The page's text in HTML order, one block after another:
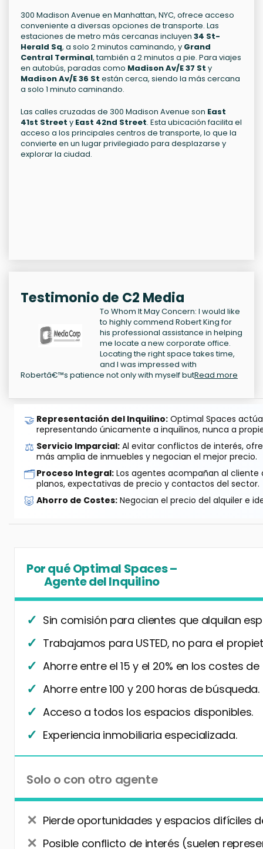
300 Madison Avenue en Manhattan, NYC, ofrece acceso
conveniente a diversas opciones de transporte. Las
estaciones de metro más cercanas incluyen 34 St-
Herald Sq, a solo 2 minutos caminando, y Grand
Central Terminal, también a 2 minutos a pie. Para viajes
en autobús, paradas como Madison Av/E 37 St y
Madison Av/E 36 St están cerca, siendo la más cercana
a solo 1 minuto caminando.
Las calles cruzadas de 300 Madison Avenue son East
41st Street y East 42nd Street. Esta ubicación facilita el
acceso a los principales centros de transporte, lo que la
convierte en un lugar privilegiado para desplazarse y
explorar la ciudad.
Testimonio de C2 Media
To Whom It May Concern: I would like
to highly commend Robert King for
his professional assistance in helping
me locate a new corporate office.
Locating the right space takes time,
and I was impressed with
Robertâ€™s patience not only with myself butRead more
🤝 Representación del Inquilino: Optimal Spaces
representando únicamente a inquilinos, nunca a
⚖️ Servicio Imparcial: Al evitar conflictos de interés,
más amplia de inmuebles y negocian el mejor precio.
🗂️Proceso Integral: Los agentes acompañan al
planos, expectativas de precio y contactos del sector.
🐷 Ahorro de Costes: Negocian el precio del alquiler e
Por qué Optimal Spaces –
Agente del Inquilino
Sin comisión para clientes que alquilan
Trabajamos para USTED, no para el
Ahorre entre el 15 y el 20% en los costes
Ahorre entre 100 y 200 horas de búsqueda.
Acceso a todos los espacios disponibles.
Experiencia inmobiliaria especializada.
Solo o con otro agente
Pierde oportunidades y espacios difíciles
Posible conflicto de interés (suelen